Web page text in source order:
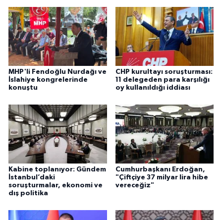
MHP'li Fendoğlu Nurdağı ve
İslahiye kongrelerinde
konuştu
CHP kurultayı soruşturması:
11 delegeden para karşılığı
oy kullanıldığı iddiası
Kabine toplanıyor: Gündem
İstanbul’daki
soruşturmalar, ekonomi ve
dış politika
Cumhurbaşkanı Erdoğan,
"Çiftçiye 37 milyar lira hibe
vereceğiz"